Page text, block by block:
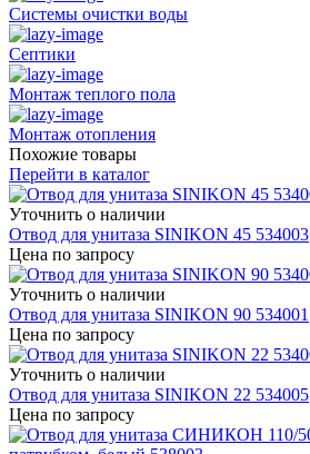
Системы очистки воды
Септики
Монтаж теплого пола
Монтаж отопления
Похожие товары
Перейти в каталог
Уточнить о наличии
Отвод для унитаза SINIKON 45 534003
Цена по запросу
Уточнить о наличии
Отвод для унитаза SINIKON 90 534001
Цена по запросу
Уточнить о наличии
Отвод для унитаза SINIKON 22 534005
Цена по запросу